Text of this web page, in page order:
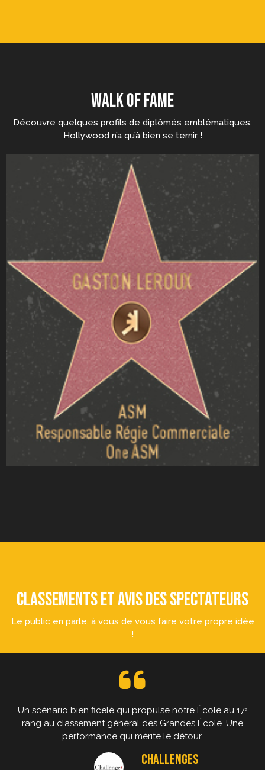
WALK OF FAME
Découvre quelques profils de diplômés emblématiques.
Hollywood n’a qu’à bien se ternir !
CLASSEMENTS ET AVIS DES SPECTATEURS
Le public en parle, à vous de vous faire votre propre idée
!
Un scénario bien ficelé qui propulse notre École au 17ᵉ
rang au classement général des Grandes École. Une
performance qui mérite le détour.
CHALLENGES